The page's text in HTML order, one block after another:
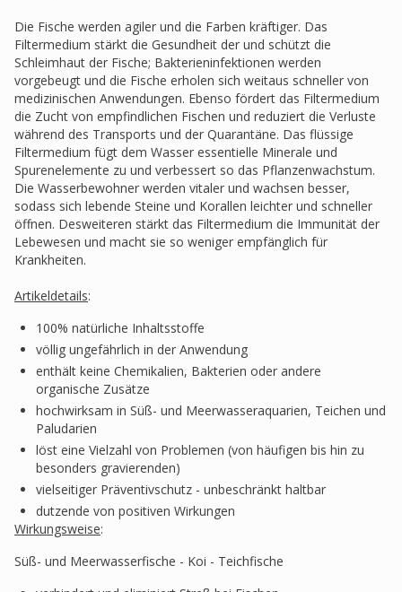
Die Fische werden agiler und die Farben kräftiger. Das
Filtermedium stärkt die Gesundheit der und schützt die
Schleimhaut der Fische; Bakterieninfektionen werden
vorgebeugt und die Fische erholen sich weitaus schneller von
medizinischen Anwendungen. Ebenso fördert das Filtermedium
die Zucht von empfindlichen Fischen und reduziert die Verluste
während des Transports und der Quarantäne. Das flüssige
Filtermedium fügt dem Wasser essentielle Minerale und
Spurenelemente zu und verbessert so das Pflanzenwachstum.
Die Wasserbewohner werden vitaler und wachsen besser,
sodass sich lebende Steine und Korallen leichter und schneller
öffnen. Desweiteren stärkt das Filtermedium die Immunität der
Lebewesen und macht sie so weniger empfänglich für
Krankheiten.
Artikeldetails:
100% natürliche Inhaltsstoffe
völlig ungefährlich in der Anwendung
enthält keine Chemikalien, Bakterien oder andere
organische Zusätze
hochwirksam in Süß- und Meerwasseraquarien, Teichen und
Paludarien
löst eine Vielzahl von Problemen (von häufigen bis hin zu
besonders gravierenden)
vielseitiger Präventivschutz - unbeschränkt haltbar
dutzende von positiven Wirkungen
Wirkungsweise:
Süß- und Meerwasserfische - Koi - Teichfische